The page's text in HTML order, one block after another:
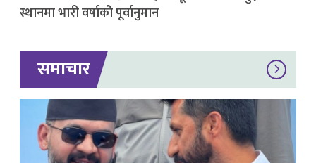
स्थानमा भारी वर्षाकोे पूर्वानुमान
समाचार